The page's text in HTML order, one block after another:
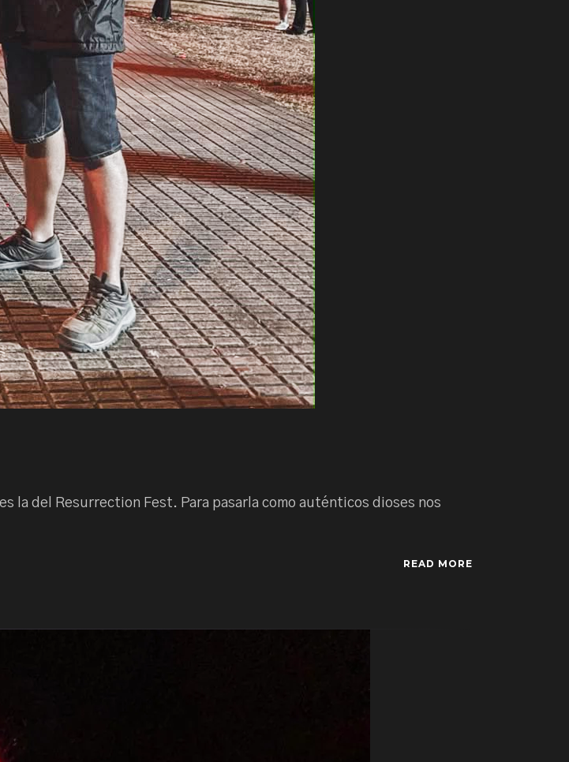
la del Resurrection Fest. Para pasarla como auténticos dioses nos
READ MORE